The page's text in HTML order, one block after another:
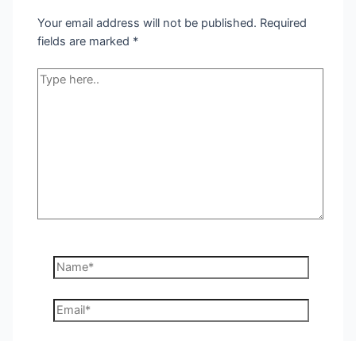
Your email address will not be published. Required
fields are marked *
Type
Name*
Email*